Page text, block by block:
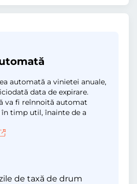
automată a vinietei anuale,
data de expirare.
va fi reînnoită automat
timp util, înainte de a
de taxă de drum